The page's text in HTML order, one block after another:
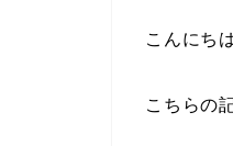
こんにち
こちらの